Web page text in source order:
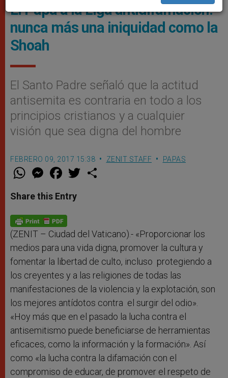
El Papa a la Liga antidifamación:
nunca más una iniquidad como la
Shoah
El Santo Padre señaló que la actitud
antisemita es contraria en todo a los
principios cristianos y a cualquier
visión que sea digna del hombre
FEBRERO 09, 2017 15:38 ZENIT STAFF PAPAS
W
t
s
p
p
M
e
s
e
g
e
F
a
e
b
o
k
w
Share this Entry
(ZENIT – Ciudad del Vaticano).- «Proporcionar los
medios para una vida digna, promover la cultura y
fomentar la libertad de culto, incluso protegiendo a
los creyentes y a las religiones de todas las
manifestaciones de la violencia y la explotación, son
los mejores antídotos contra el surgir del odio».
«Hoy más que en el pasado la lucha contra el
antisemitismo puede beneficiarse de herramientas
eficaces, como la información y la formación». Así
como «la lucha contra la difamación con el
compromiso de educar, de promover el respeto de